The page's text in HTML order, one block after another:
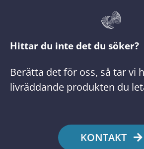
Hittar du inte det du söker?
Berätta det för oss, så tar vi
livräddande produkten du
KONTAKT